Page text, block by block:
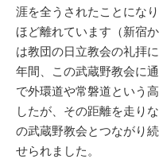
涯を全うされたことにな
ほど離れています（新宿
は教団の日立教会の礼拝
年間、この武蔵野教会に
で外環道や常磐道という
したが、その距離を走り
の武蔵野教会とつながり
せられました。